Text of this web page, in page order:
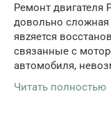
Ремонт двигателя
довольно
явzяется
связанные с
автомобиля,
Читать полностью